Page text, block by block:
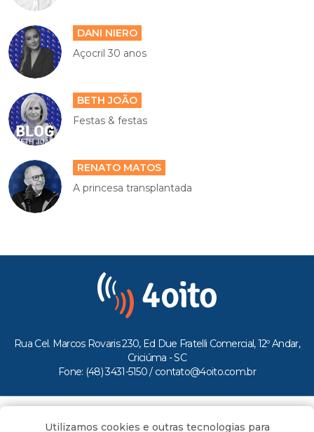
DANI NIERO
Açocril 30 anos
BETH JOÃO
Festas & festas
RENATO MATOS
A princesa transplantada
Rua Cel. Marcos Rovaris 230, Ed Due Fratelli Comercial, 12º Andar,
Criciúma - SC
Fone: (48) 3431-5150 / contato@4oito.com.br
Todos os direitos reservados ao Portal 4oito
Utilizamos cookies e outras tecnologias para